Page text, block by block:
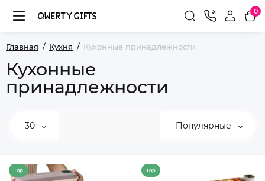
0
Главная Кухня Кухонные принадлежности
Кухонные
принадлежности
30 Популярные
Top Top